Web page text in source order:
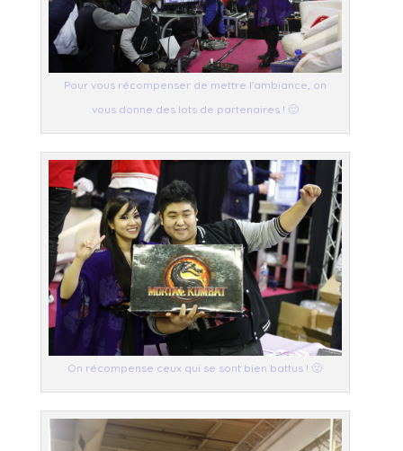
Pour vous récompenser de mettre l'ambiance, on
vous donne des lots de partenaires ! 🙂
On récompense ceux qui se sont bien battus ! 🙂